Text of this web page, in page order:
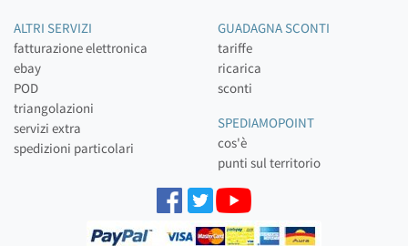
ALTRI SERVIZI
fatturazione elettronica
ebay
POD
triangolazioni
servizi extra
spedizioni particolari
GUADAGNA SCONTI
tariffe
ricarica
sconti
SPEDIAMOPOINT
cos'è
punti sul territorio